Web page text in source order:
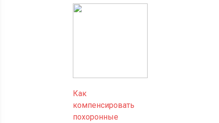
Как
компенсировать
похоронные